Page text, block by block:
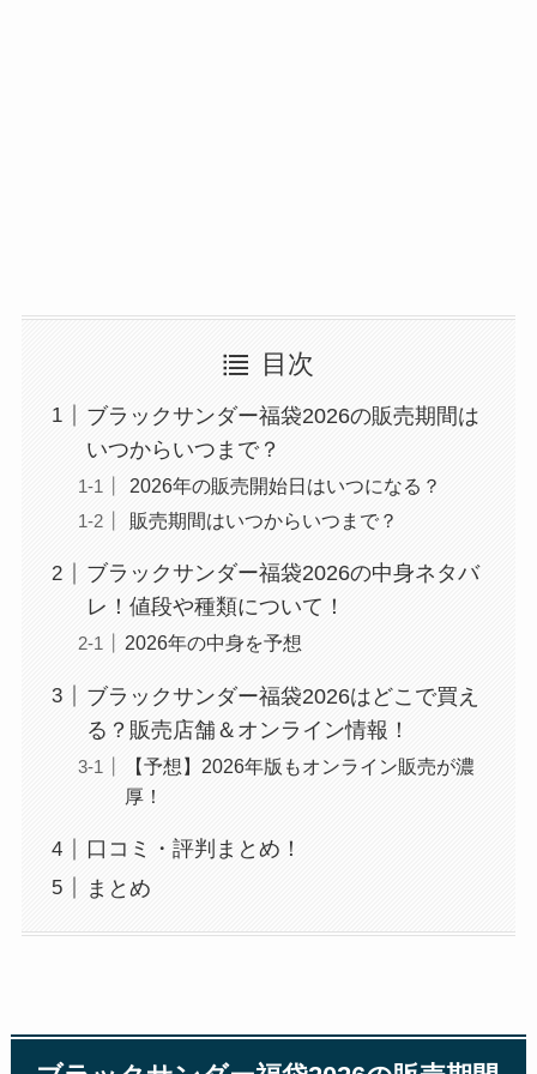
目次
ブラックサンダー福袋2026の販売期間は
いつからいつまで？
2026年の販売開始日はいつになる？
販売期間はいつからいつまで？
ブラックサンダー福袋2026の中身ネタバ
レ！値段や種類について！
2026年の中身を予想
ブラックサンダー福袋2026はどこで買え
る？販売店舗＆オンライン情報！
【予想】2026年版もオンライン販売が濃
厚！
口コミ・評判まとめ！
まとめ